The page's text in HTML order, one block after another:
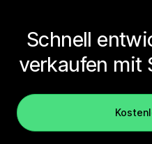
Schnell
verkaufen mit